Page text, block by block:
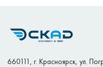
660111 , г. Красноярск, ул.